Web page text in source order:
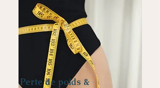
Perte de poids &